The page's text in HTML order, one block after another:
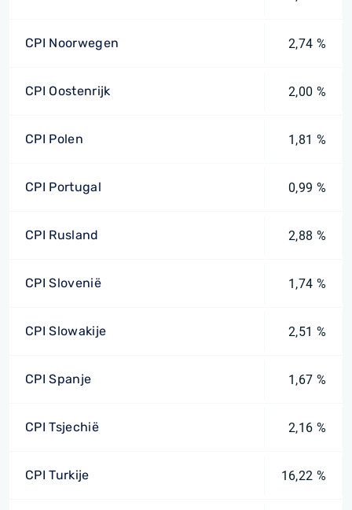
CPI Noorwegen 2,74 %
CPI Oostenrijk 2,00 %
CPI Polen 1,81 %
CPI Portugal 0,99 %
CPI Rusland 2,88 %
CPI Slovenië 1,74 %
CPI Slowakije 2,51 %
CPI Spanje 1,67 %
CPI Tsjechië 2,16 %
CPI Turkije 16,22 %